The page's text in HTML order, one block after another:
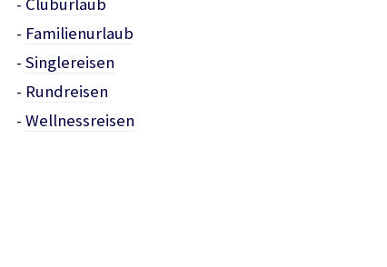
- Cluburlaub
- Familienurlaub
- Singlereisen
- Rundreisen
- Wellnessreisen